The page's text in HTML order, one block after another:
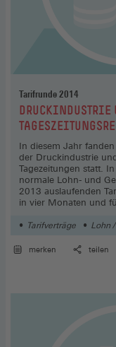
Tarifrunde 2014
:DRUCKINDUSTRIE
In diesem Jahr
der Druckindustrie
Tagezeitungen statt.
normale Lohn- und
2013 auslaufenden
in vier Monaten und
ein Tarifkonflikt um
Verleger noch
Tarifverträge Lohn
merken teilen